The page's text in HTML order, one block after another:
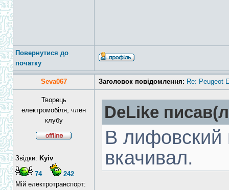
Повернутися до
початку
Seva067 Заголовок повідомлення: Re: Peugeot
Творець
електромобіля, член
клубу
Звідки: Kyiv
74
242
Мій електротранспорт:
DeLike
В лифовский
вкачивал.